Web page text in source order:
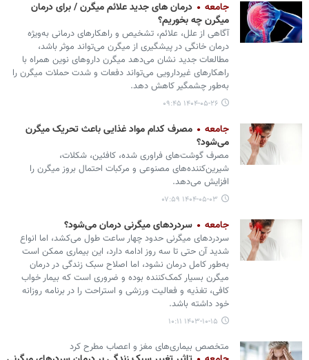
جامعه
درمان های جدید علائم میگرن / برای درمان
میگرن چه بخوریم؟
آگاهی از علل، علائم، تشخیص و راهکارهای درمانی به‌ویژه
درمان خانگی در پیشگیری از میگرن می‌تواند موثر باشد،
مطالعات جدید نشان می‌دهد میگرن داروهای نوین همراه با
راهکارهای غیردارویی می‌تواند دفعات و شدت حملات میگرن را
به‌طور چشمگیر کاهش دهد.
۱۴۰۴-۰۵-۲۶ ۰۹:۴۵
جامعه
مصرف کدام مواد غذایی باعث تحریک میگرن
می‏‌شود؟
مصرف گوشت‌های فراوری شده، کافئین، شکلات،
شیرین‌کننده‌های مصنوعی و مرکبات احتمال بروز میگرن را
افزایش می‌دهد.
۱۴۰۴-۰۵-۰۳ ۰۷:۵۹
جامعه سردردهای میگرنی درمان می‌شود؟
سردردهای میگرنی حدود چهار ساعت طول می‌کشد، اما انواع
شدید آن حتی تا سه روز ادامه دارد، این بیماری ممکن است
به‌طور کامل درمان نشود، اما اصلاح سبک زندگی در درمان
میگرن بسیار کمک‌کننده بوده و ضروری است که بیمار خواب
کافی، تغذیه و فعالیت ورزشی و استراحت را در برنامه روزانه
خود داشته باشد.
۱۴۰۳-۱۰-۱۵ ۱۰:۱۱
متخصص بیماری‌های مغز و اعصاب مطرح کرد